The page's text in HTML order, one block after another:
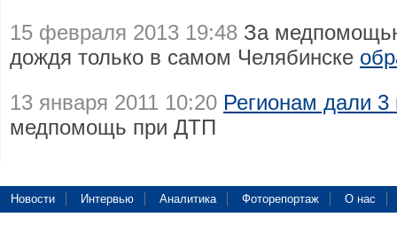
15 февраля 2013 19:48 За
дождя только в самом Челябинске
13 января 2011 10:20 Регионам дали
медпомощь при ДТП
Новости Интервью Аналитика Фоторепортаж О нас